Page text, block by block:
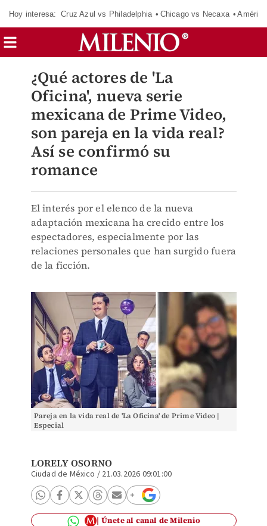
Hoy interesa: Cruz Azul vs Philadelphia Chicago vs Necaxa
¿Qué actores de 'La
Oficina', nueva serie
mexicana de Prime Video,
son pareja en la vida real?
Así se confirmó su
romance
El interés por el elenco de la nueva
adaptación mexicana ha crecido entre los
espectadores, especialmente por las
relaciones personales que han surgido fuera
de la ficción.
Pareja en la vida real de 'La Oficina' de Prime Video |
Especial
LORELY OSORNO
Ciudad de México / 21.03.2026 09:01:00
Únete al canal de Milenio